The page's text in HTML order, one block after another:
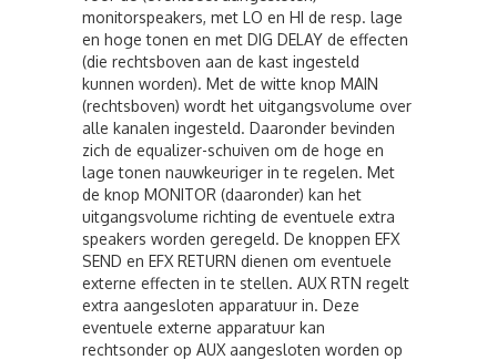
monitorspeakers, met LO en HI de resp. lage
en hoge tonen en met DIG DELAY de effecten
(die rechtsboven aan de kast ingesteld
kunnen worden). Met de witte knop MAIN
(rechtsboven) wordt het uitgangsvolume over
alle kanalen ingesteld. Daaronder bevinden
zich de equalizer-schuiven om de hoge en
lage tonen nauwkeuriger in te regelen. Met
de knop MONITOR (daaronder) kan het
uitgangsvolume richting de eventuele extra
speakers worden geregeld. De knoppen EFX
SEND en EFX RETURN dienen om eventuele
externe effecten in te stellen. AUX RTN regelt
extra aangesloten apparatuur in. Deze
eventuele externe apparatuur kan
rechtsonder op AUX aangesloten worden op